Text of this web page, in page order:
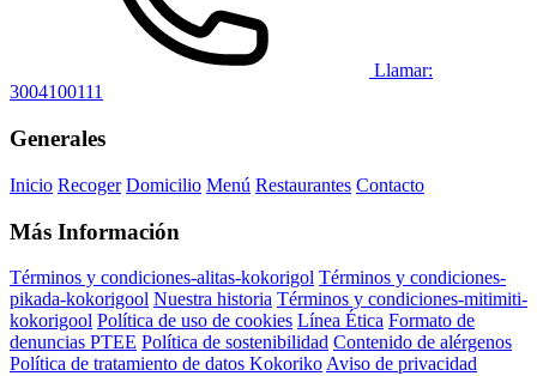
Llamar:
3004100111
Generales
Inicio Recoger Domicilio Menú Restaurantes Contacto
Más Información
Términos y condiciones-alitas-kokorigol Términos y condiciones-
pikada-kokorigool Nuestra historia Términos y condiciones-mitimiti-
kokorigool Política de uso de cookies Línea Ética Formato de
denuncias PTEE Política de sostenibilidad Contenido de alérgenos
Política de tratamiento de datos Kokoriko Aviso de privacidad